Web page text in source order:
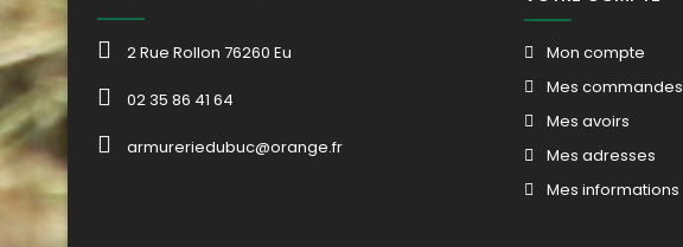
2 Rue Rollon 76260 Eu
02 35 86 41 64
armureriedubuc@orange.fr
Mon compte
Mes commandes
Mes avoirs
Mes adresses
Mes informations